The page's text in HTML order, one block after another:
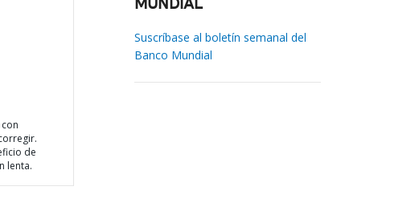
de
lenta.
MUNDIAL
Suscríbase al boletín semanal del
Banco Mundial